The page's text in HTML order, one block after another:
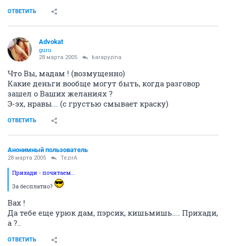
ОТВЕТИТЬ
Advokat
guru
28 марта 2005 karapyzina
Что Вы, мадам ! (возмущенно)
Какие деньги вообще могут быть, когда разговор
зашел о Ваших желаниях ?
Э-эх, нравы... (с грустью смывает краску)
ОТВЕТИТЬ
Анонимный пользователь
28 марта 2005 TezirA
Прихади - почитаем...
За бесплатно?
Вах !
Да тебе еще урюк дам, пэрсик, кишьмишь.... Прихади,
а ?..
ОТВЕТИТЬ